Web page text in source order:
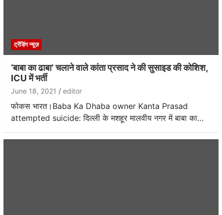
ट्रेंडिंग न्यूज़
‘बाबा का ढाबा’ चलाने वाले कांता प्रसाद ने की सुसाइड की कोशिश,
ICU में भर्ती
June 18, 2021 editor
फोकस भारत।Baba Ka Dhaba owner Kanta Prasad
attempted suicide: दिल्ली के मशहूर मालवीय नगर में बाबा का…